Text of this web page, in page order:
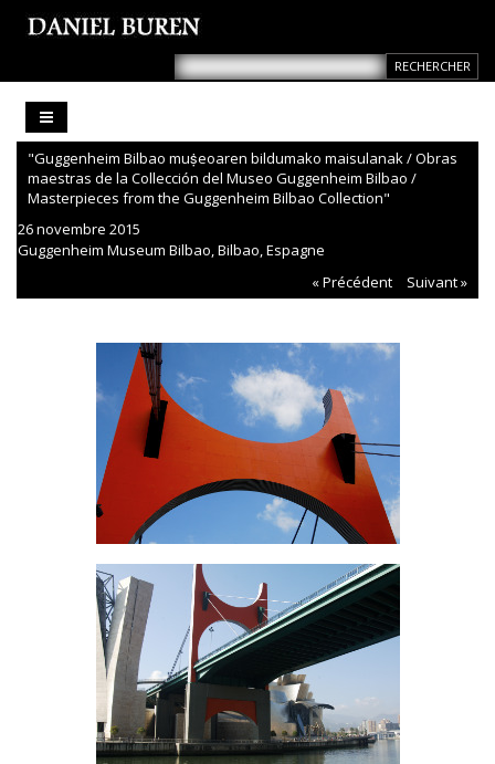
"Guggenheim Bilbao muṩeoaren bildumako maisulanak / Obras
maestras de la Collección del Museo Guggenheim Bilbao /
Masterpieces from the Guggenheim Bilbao Collection"
26 novembre 2015
Guggenheim Museum Bilbao, Bilbao, Espagne
« Précédent
Suivant »